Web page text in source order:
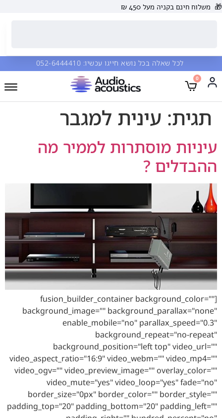
🎁 משלוח חינם בקניה מעל 450 ₪
לכל שאלה בכל נושא חייגו עכשיו:
0
תגית: עינית למגבר
עיניות מוסתרות לממיר מה
ההבדלים ?
[fusion_builder_container background_color=""
background_image="" background_parallax="none"
enable_mobile="no" parallax_speed="0.3"
background_repeat="no-repeat"
background_position="left top" video_url=""
video_aspect_ratio="16:9" video_webm="" video_mp4=""
video_ogv="" video_preview_image="" overlay_color=""
video_mute="yes" video_loop="yes" fade="no"
border_size="0px" border_color="" border_style=""
padding_top="20" padding_bottom="20" padding_left=""